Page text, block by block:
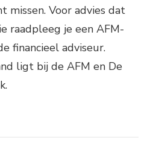
missen. Voor advies dat
raadpleeg je een AFM-
financieel adviseur.
ligt bij de AFM en De